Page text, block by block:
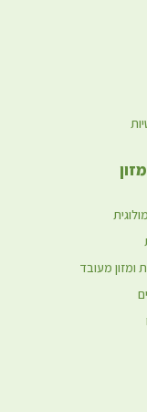
ומזון מעובד